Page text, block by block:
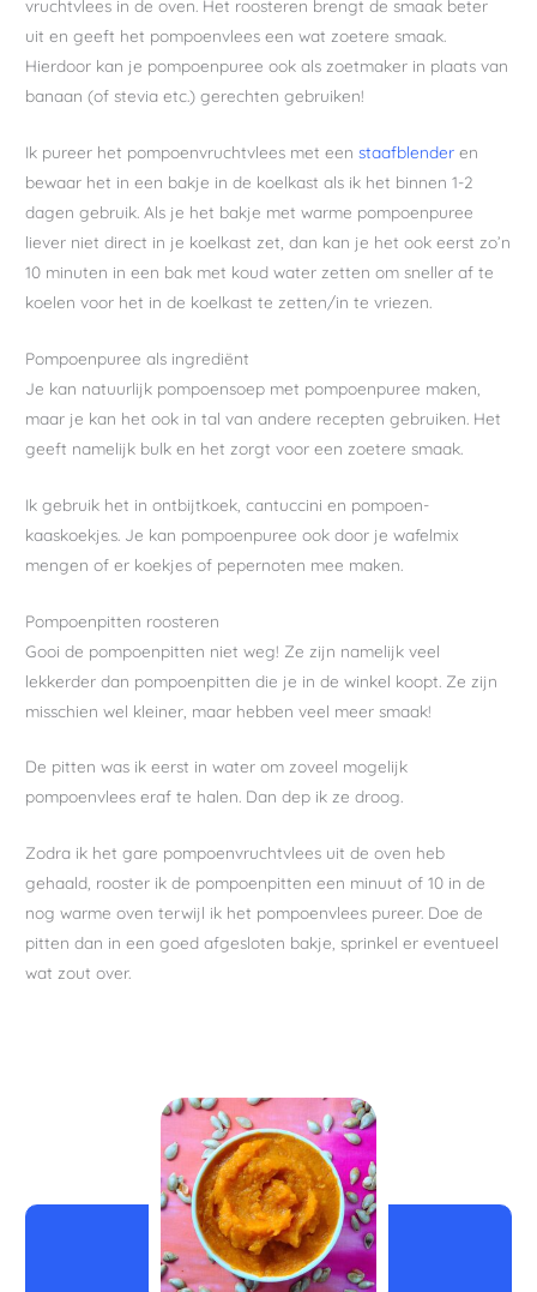
vruchtvlees in de oven. Het roosteren brengt de smaak beter
uit en geeft het pompoenvlees een wat zoetere smaak.
Hierdoor kan je pompoenpuree ook als zoetmaker in plaats van
banaan (of stevia etc.) gerechten gebruiken!
Ik pureer het pompoenvruchtvlees met eenstaafblender en
bewaar het in een bakje in de koelkast als ik het binnen 1-2
dagen gebruik. Als je het bakje met warme pompoenpuree
liever niet direct in je koelkast zet, dan kan je het ook eerst zo’n
10 minuten in een bak met koud water zetten om sneller af te
koelen voor het in de koelkast te zetten/in te vriezen.
Pompoenpuree als ingrediënt
Je kan natuurlijk pompoensoep met pompoenpuree maken,
maar je kan het ook in tal van andere recepten gebruiken. Het
geeft namelijk bulk en het zorgt voor een zoetere smaak.
Ik gebruik het in ontbijtkoek, cantuccini en pompoen-
kaaskoekjes. Je kan pompoenpuree ook door je wafelmix
mengen of er koekjes of pepernoten mee maken.
Pompoenpitten roosteren
Gooi de pompoenpitten niet weg! Ze zijn namelijk veel
lekkerder dan pompoenpitten die je in de winkel koopt. Ze zijn
misschien wel kleiner, maar hebben veel meer smaak!
De pitten was ik eerst in water om zoveel mogelijk
pompoenvlees eraf te halen. Dan dep ik ze droog.
Zodra ik het gare pompoenvruchtvlees uit de oven heb
gehaald, rooster ik de pompoenpitten een minuut of 10 in de
nog warme oven terwijl ik het pompoenvlees pureer. Doe de
pitten dan in een goed afgesloten bakje, sprinkel er eventueel
wat zout over.
minuten minuten